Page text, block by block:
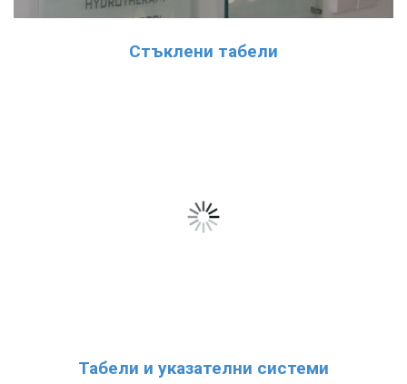
Стъклени табели
Табели и указателни системи